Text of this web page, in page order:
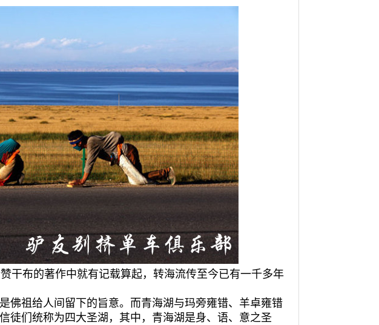
干布的著作中就有记载算起，转海流传至今已有一千多年
佛祖给人间留下的旨意。而青海湖与玛旁雍错、羊卓雍错
徒们统称为四大圣湖，其中，青海湖是身、语、意之圣